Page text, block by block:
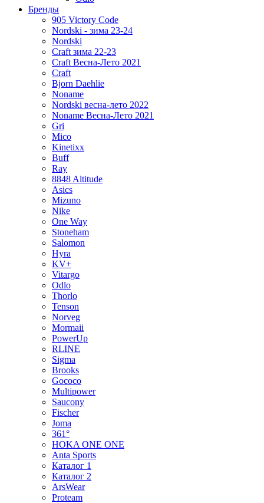
Бренды
905 Victory Code
Nordski - зима 23-24
Nordski
Craft зима 22-23
Craft Весна-Лето 2021
Craft
Bjorn Daehlie
Noname
Nordski весна-лето 2022
Noname Весна-Лето 2021
Gri
Mico
Kinetixx
Buff
Ray
8848 Altitude
Asics
Mizuno
Nike
One Way
Stoneham
Salomon
Hyra
KV+
Vitargo
Odlo
Thorlo
Tenson
Norveg
Mormaii
PowerUp
RLINE
Sigma
Brooks
Gococo
Multipower
Saucony
Fischer
Joma
361°
HOKA ONE ONE
Anta Sports
Каталог 1
Каталог 2
ArsWear
Proteam